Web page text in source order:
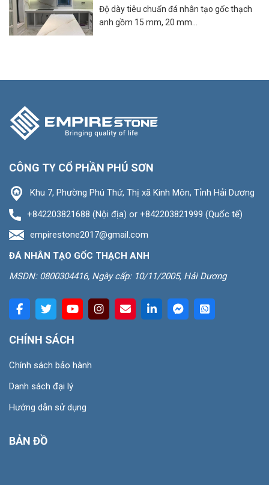
Độ dày tiêu chuẩn đá nhân tạo gốc thạch
anh gồm 15 mm, 20 mm...
CÔNG TY CỔ PHẦN PHÚ SƠN
Khu 7, Phường Phú Thứ, Thị xã Kinh Môn, Tỉnh Hải Dương
+842203821688 (Nội địa) or +842203821999 (Quốc tế)
empirestone2017@gmail.com
ĐÁ NHÂN TẠO GỐC THẠCH ANH
MSDN: 0800304416, Ngày cấp: 10/11/2005, Hải Dương
CHÍNH SÁCH
Chính sách bảo hành
Danh sách đại lý
Hướng dẫn sử dụng
BẢN ĐỒ